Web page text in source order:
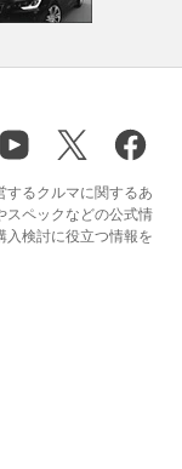
するクルマに関するあ
スペックなどの公式情
入検討に役立つ情報を